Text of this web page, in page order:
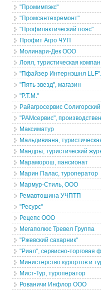
"Промимпэкс"
"Промсантехремонт"
"Профилактический пояс"
Профит Агро ЧУП
Молинари-Дек ООО
Лоял, туристическая
"Пфайзер Интернэшнл LLF".
"Пять звезд", магазин
"Р.Т.М."
Райагросервис
"РАМсервис",
Максиматур
Мальдивиана,
Мандры, туристический
Мараморош, пансионат
Марин Палас, туроператор
Мармур-Стиль, ООО
Ремавтошина УЧПТП
"Ресурс"
Рецепс ООО
Мегаполюс Тревел Группа
"Ржевский сахарник"
"Риал", сервисно-торговая
Министерство курортов и
Мист-Тур, туроператор
Рованичи Инфлор ООО